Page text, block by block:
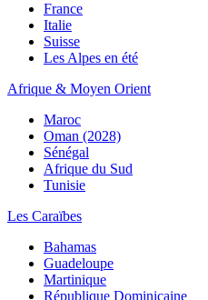
France
Italie
Suisse
Les Alpes en été
Afrique & Moyen Orient
Maroc
Oman (2028)
Sénégal
Afrique du Sud
Tunisie
Les Caraïbes
Bahamas
Guadeloupe
Martinique
République Dominicaine